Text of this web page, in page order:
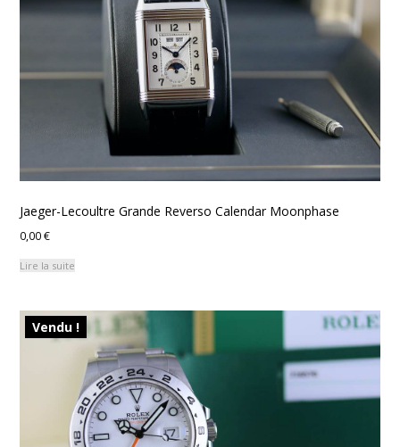
Jaeger-Lecoultre Grande Reverso Calendar Moonphase
0,00€
Lire la suite
Vendu !